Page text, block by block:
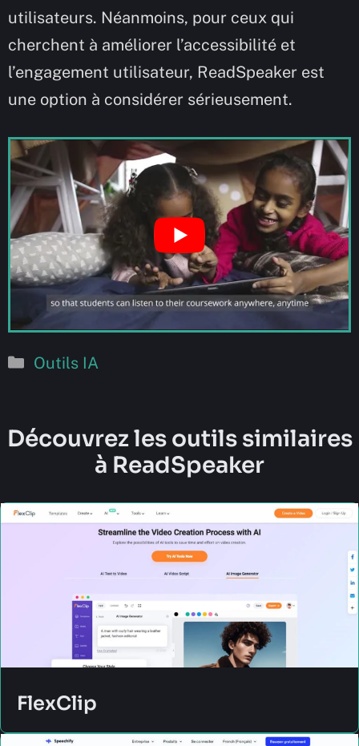
utilisateurs. Néanmoins, pour ceux qui
cherchent à améliorer l’accessibilité et
l’engagement utilisateur, ReadSpeaker est
une option à considérer sérieusement.
Catégories
Outils IA
Découvrez les outils similaires
à ReadSpeaker
FlexClip